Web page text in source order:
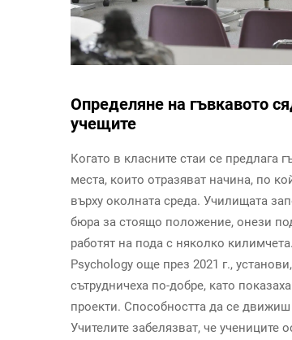
Определяне на гъвкавото
учещите
Когато в класните стаи се предлага
места, които отразяват начина, по
върху околната среда. Училищата
бюра за стоящо положение, онези
работят на пода с няколко
Psychology още през 2021 г.,
сътрудничеха по-добре, като
проекти. Способността да се
Учителите забелязват, че учениците